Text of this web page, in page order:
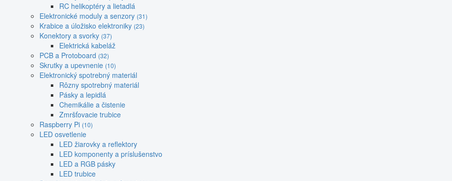
RC helikoptéry a lietadlá
Elektronické moduly a senzory (31)
Krabice a úložisko elektroniky (23)
Konektory a svorky (37)
Elektrická kabeláž
PCB a Protoboard (32)
Skrutky a upevnenie (10)
Elektronický spotrebný materiál
Rôzny spotrebný materiál
Pásky a lepidlá
Chemikálie a čistenie
Zmršťovacie trubice
Raspberry Pi (10)
LED osvetlenie
LED žiarovky a reflektory
LED komponenty a príslušenstvo
LED a RGB pásky
LED trubice